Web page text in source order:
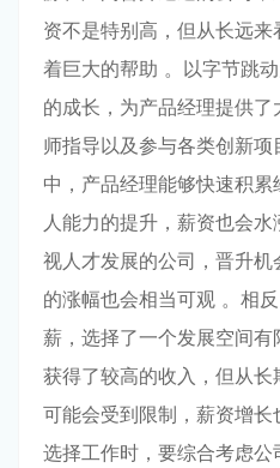
资不是特别高，但从长远
着巨大的帮助 。以字节跳
的成长，为产品经理提供
师指导以及参与各类创新
中，产品经理能够快速积
人能力的提升，薪资也会
视人才发展的公司，晋升
的涨幅也会相当可观 。相
薪，选择了一个发展空间
获得了较高的收入，但从
可能会受到限制，薪资增
选择工作时，要综合考虑